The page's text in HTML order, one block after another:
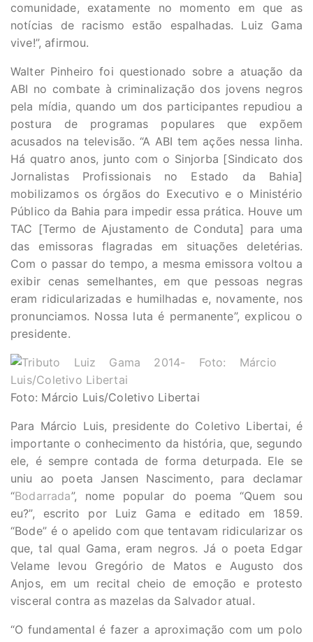
comunidade, exatamente no momento em que as
notícias de racismo estão espalhadas. Luiz Gama
vive!”, afirmou.
Walter Pinheiro foi questionado sobre a atuação da
ABI no combate à criminalização dos jovens negros
pela mídia, quando um dos participantes repudiou a
postura de programas populares que expõem
acusados na televisão. “A ABI tem ações nessa linha.
Há quatro anos, junto com o Sinjorba [Sindicato dos
Jornalistas Profissionais no Estado da Bahia]
mobilizamos os órgãos do Executivo e o Ministério
Público da Bahia para impedir essa prática. Houve um
TAC [Termo de Ajustamento de Conduta] para uma
das emissoras flagradas em situações deletérias.
Com o passar do tempo, a mesma emissora voltou a
exibir cenas semelhantes, em que pessoas negras
eram ridicularizadas e humilhadas e, novamente, nos
pronunciamos. Nossa luta é permanente”, explicou o
presidente.
Foto: Márcio Luis/Coletivo Libertai
Para Márcio Luis, presidente do Coletivo Libertai, é
importante o conhecimento da história, que, segundo
ele, é sempre contada de forma deturpada. Ele se
uniu ao poeta Jansen Nascimento, para declamar
“Bodarrada”, nome popular do poema “Quem sou
eu?”, escrito por Luiz Gama e editado em 1859.
“Bode” é o apelido com que tentavam ridicularizar os
que, tal qual Gama, eram negros. Já o poeta Edgar
Velame levou Gregório de Matos e Augusto dos
Anjos, em um recital cheio de emoção e protesto
visceral contra as mazelas da Salvador atual.
“O fundamental é fazer a aproximação com um polo